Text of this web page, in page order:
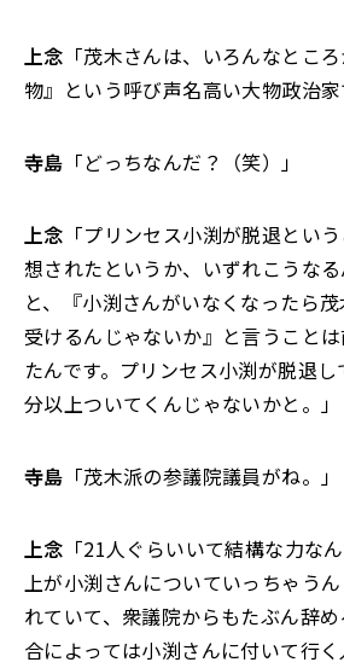
上念 「茂木さんは、いろんなとこ
物』という呼び声名高い大物政治家
寺島 「どっちなんだ？（笑）」
上念 「プリンセス小渕が脱退とい
想されたというか、いずれこうな
と、『小渕さんがいなくなったら
受けるんじゃないか』と言うこと
たんです。プリンセス小渕が脱退
分以上ついてくんじゃないかと。」
寺島 「茂木派の参議院議員がね。」
上念 「21人ぐらいいて結構な力な
上が小渕さんについていっちゃう
れていて、衆議院からもたぶん辞
合によっては小渕さんに付いて行